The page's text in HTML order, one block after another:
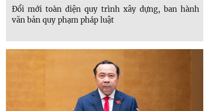
Đổi mới toàn diện quy trình xây dựng, ban hành
văn bản quy phạm pháp luật